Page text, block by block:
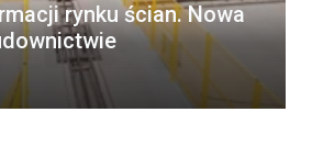
rynku ścian. Nowa